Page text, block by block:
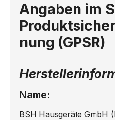
Angaben im
nung (GPSR)
Name:
BSH Hausgeräte GmbH